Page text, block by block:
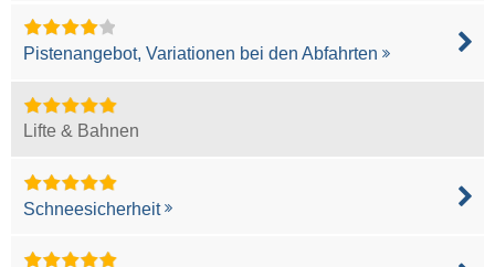
Pistenangebot, Variationen bei den Abfahrten
Lifte & Bahnen
Schneesicherheit